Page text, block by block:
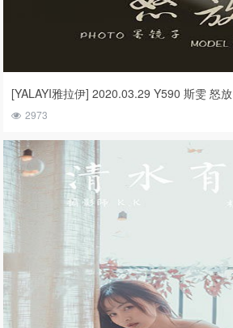
[YALAYI雅拉伊] 2020.03.29 Y590 斯雯 怒放
2973